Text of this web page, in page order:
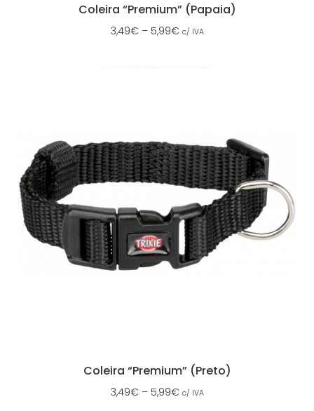
Coleira “Premium” (Papaia)
3,49€ – 5,99€ c/ IVA
Coleira “Premium” (Preto)
3,49€ – 5,99€ c/ IVA